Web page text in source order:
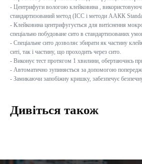
- Центрифуги вологою клейковина ,
стандартизований метод (ICC і методи ААКК
- Клейковина центрифугується для витіснення
спеціально побудоване сито в стандартизованих
- Спеціальне сито дозволяє збирати як частину
ситі, так і частину, що проходить через сито.
- Виконує тест протягом 1 хвилини, обертаючись
- Автоматично зупиняється за допомогою
- Замикаючи запобіжну кришку, забезпечує
Дивіться також